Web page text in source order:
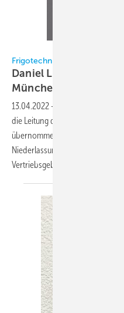
Frigotechnik
Daniel Lang neuer
München
13.04.2022 -
die Leitung der Frigotechnik-
übernommen. Er verantwortet
Niederlassung und ist zentraler
Vertriebsgebiet München und